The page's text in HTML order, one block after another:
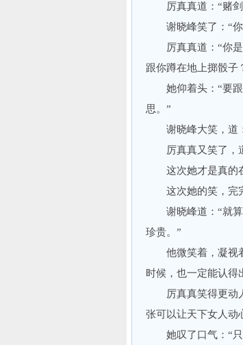
厉真真道：“赌剑
谢晓峰笑了：“你
厉真真道：“你是
跟你蹲在地上掷骰子
她仰着头：“要跟
思。”
谢晓峰大笑，道：
厉真真又笑了，道
这次她才是真的在
这次她的笑，完完
谢晓峰道：“就算
珍贵。”
他微笑着，凝视着
时候，也一定能认得
厉真真笑得更动人
张可以让天下女人动
她叹了口气：“只